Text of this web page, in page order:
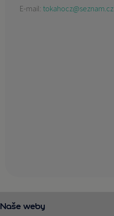
E-mail: tokahocz@seznam.cz
Naše weby